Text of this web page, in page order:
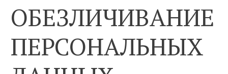
ОБЕЗЛИЧИВАНИЕ
ПЕРСОНАЛЬНЫХ